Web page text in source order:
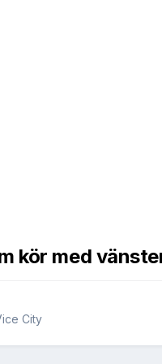
kör med
City